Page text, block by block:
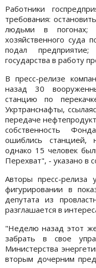
Работники
требования:
людьми в погонах;
хозяйственного суда
подал
государства в работу
В пресс-релизе
назад 30
станцию по
Укртранснафты,
передаче
собственность
ошиблись станцией,
однако 15 человек
Перехват", - указано в
Авторы пресс-
фигурировании в
депутата из
разглашается в
"Неделю назад этот
забрать в свое
Министерства
вторым дочерним